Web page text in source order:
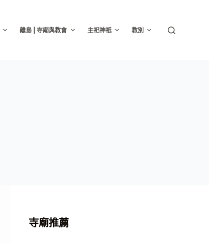
離島 | 寺廟與教會 主祀神祇 教別
寺廟推薦